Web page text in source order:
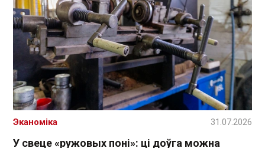
У свеце «ружовых поні»: ці доўга можна
Эканоміка 31.07.2026